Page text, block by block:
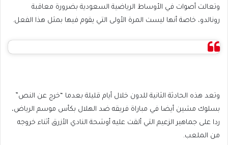
وتعالت أصوات في الأوساط الرياضية السعودية بضرورة معاقبة
رونالدو، خاصة أنها ليست المرة الأولى التي يقوم فيها بمثل هذا الفعل.
وتعد هذه الحادثة الثانية للدون خلال أيام قليلة بعدما “خرج عن النص”
بسلوك مشين أيضا في مباراة فريقه ضد الهلال بكأس موسم الرياض،
ردا على جماهير الزعيم التي ألقت عليه أوشحة النادي الأزرق أثناء خروجه
من الملعب.